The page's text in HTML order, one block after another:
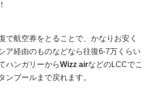
で航空券をとることで、かなりお安く
ア経由のものなどなら往復6-7万くらい
ハンガリーからWizz airなどのLCCでこ
ンブールまで戻れます。